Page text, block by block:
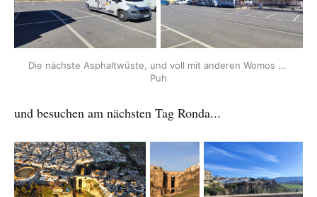
Die nächste Asphaltwüste, und voll mit anderen Womos ...
Puh
und besuchen am nächsten Tag Ronda...